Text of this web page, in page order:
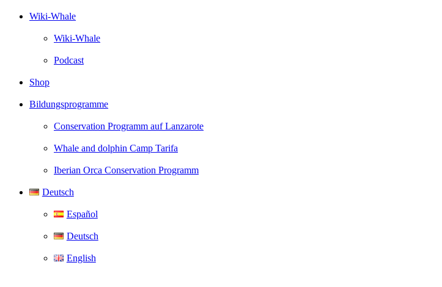
Wiki-Whale
Wiki-Whale
Podcast
Shop
Bildungsprogramme
Conservation Programm auf Lanzarote
Whale and dolphin Camp Tarifa
Iberian Orca Conservation Programm
Deutsch
Español
Deutsch
English